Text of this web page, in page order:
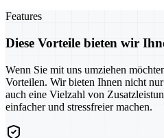
Features
Diese Vorteile bieten wir
Wenn Sie mit uns umziehen
Vorteilen. Wir bieten Ihnen nicht
auch eine Vielzahl von
einfacher und stressfreier machen.